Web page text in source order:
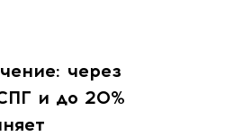
через
и до 20%